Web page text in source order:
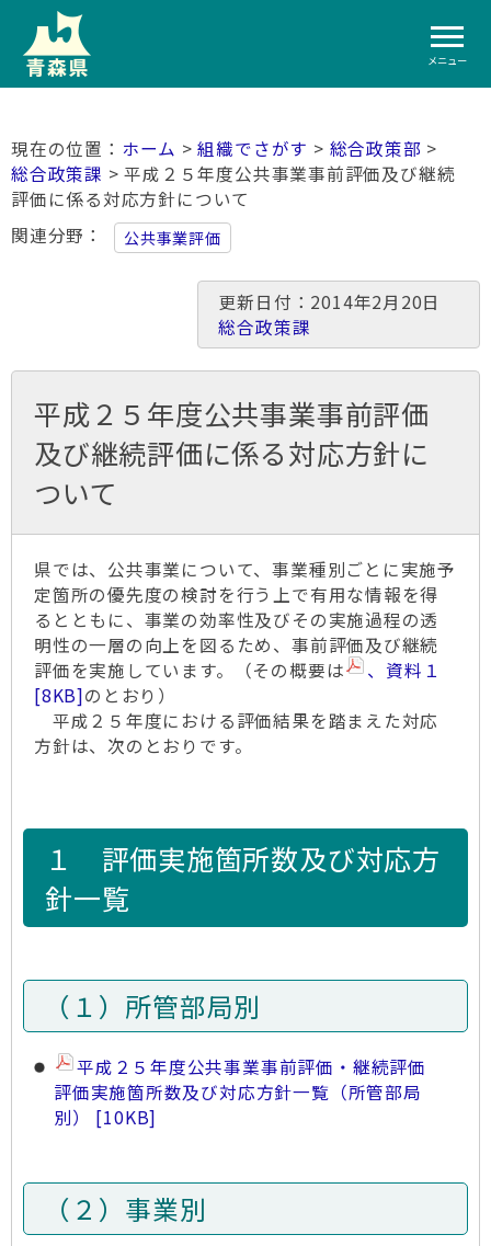
メニュー
ホーム >組織でさがす > 総合政策部 >
総合政策課 > 平成２５年度公共事業事前評価及び継続
評価に係る対応方針について
関連分野
公共事業評価
更新日付：2014年2月20日
総合政策課
平成２５年度公共事業事前評価
及び継続評価に係る対応方針に
ついて
県では、公共事業について、事業種別ごとに実施予
定箇所の優先度の検討を行う上で有用な情報を得
るとともに、事業の効率性及びその実施過程の透
明性の一層の向上を図るため、事前評価及び継続
評価を実施しています。（その概要は
、資料１
8KB のとおり）
平成２５年度における評価結果を踏まえた対応
方針は、次のとおりです。
１ 評価実施箇所数及び対応方
針一覧
（１）所管部局別
平成２５年度公共事業事前評価・継続評価
評価実施箇所数及び対応方針一覧（所管部局
別）
10KB
（２）事業別